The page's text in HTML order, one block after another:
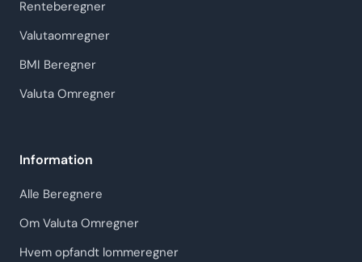
Renteberegner
Valutaomregner
BMI Beregner
Valuta Omregner
Information
Alle Beregnere
Om Valuta Omregner
Hvem opfandt lommeregner